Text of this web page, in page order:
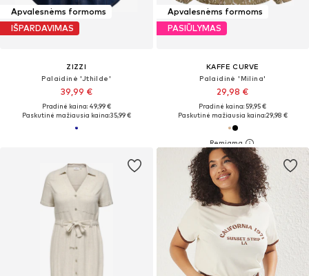
Apvalesnėms formoms
IŠPARDAVIMAS
ZIZZI
Palaidinė 'Jthilde'
39,99 €
Pradinė kaina: 49,99 €
Paskutinė mažiausia kaina:35,99 €
Apvalesnėms formoms
PASIŪLYMAS
KAFFE CURVE
Palaidinė 'Milina'
29,98 €
Pradinė kaina: 59,95 €
Paskutinė mažiausia kaina:29,98 €